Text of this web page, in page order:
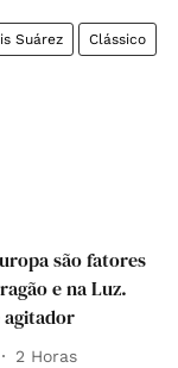
Suárez Clássico
são fatores
e na Luz.
agitador
2 Horas